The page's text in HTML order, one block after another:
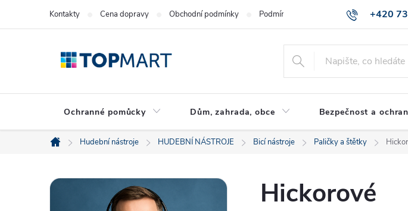
+420
Kontakty Cena dopravy Obchodní podmínky Podmínky ochrany osobních údajů
Ochranné pomůcky Dům, zahrada, obce Bezpečnost a
Domů
Hudební nástroje HUDEBNÍ NÁSTROJE Bicí nástroje Paličky a štětky
P
Hickorové